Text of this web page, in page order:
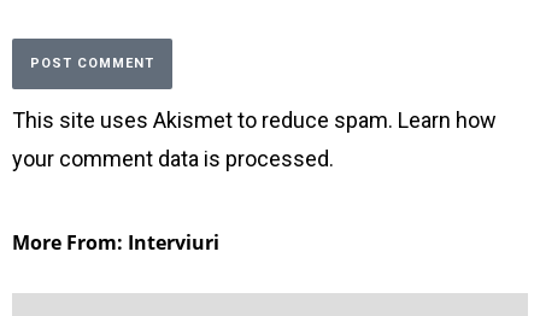
This site uses Akismet to reduce spam. Learn how
your comment data is processed.
More From: Interviuri